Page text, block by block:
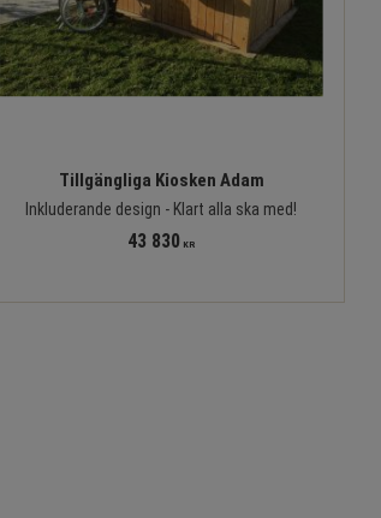
Tillgängliga Kiosken Adam
Inkluderande design - Klart alla ska med!
43 830 KR